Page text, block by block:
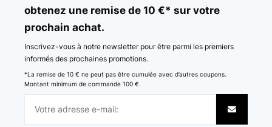
obtenez une remise de 10 €* sur votre
prochain achat.
Inscrivez-vous à notre newsletter pour être parmi les premiers
informés des prochaines promotions.
*La remise de 10 € ne peut pas être cumulée avec d’autres coupons.
Montant minimum de commande 100 €.